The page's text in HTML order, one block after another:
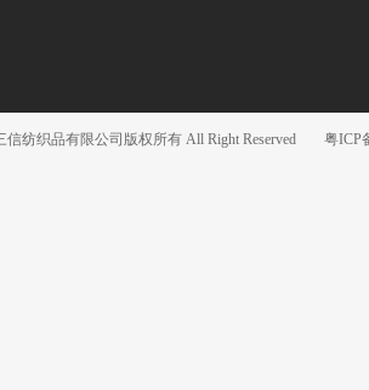
信纺织品有限公司版权所有 All Right Reserved 粤ICP